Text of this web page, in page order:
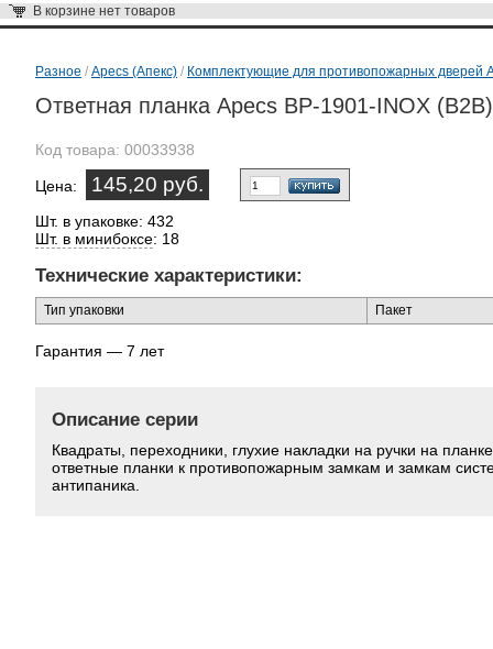
В корзине нет товаров
Разное / Apecs (Апекс) / Комплектующие для противопожарных дверей
Ответная планка Apecs BP-1901-INOX (B2B)
Код товара: 00033938
Цена: 145,20 руб.
Шт. в упаковке: 432
Шт. в минибоксе: 18
Технические характеристики:
Тип упаковки Пакет
Гарантия — 7 лет
Описание серии
Квадраты, переходники, глухие накладки на ручки на
ответные планки к противопожарным замкам и замкам
антипаника.